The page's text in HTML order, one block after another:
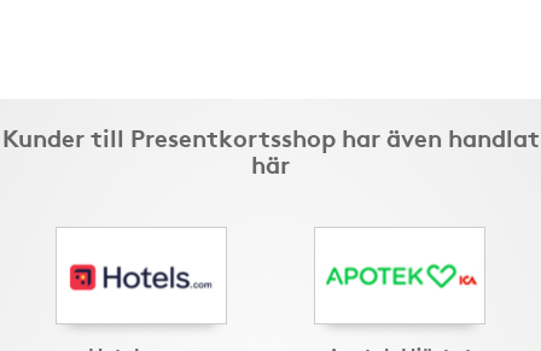
Kunder till Presentkortsshop har även handlat
här